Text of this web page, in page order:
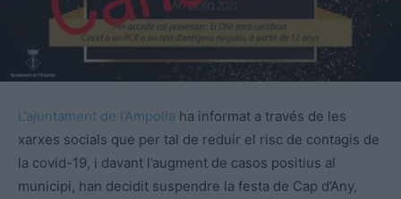
L’ajuntament de l’Ampolla ha informat a través de les
xarxes socials que per tal de reduir el risc de contagis de
la covid-19, i davant l’augment de casos positius al
municipi, han decidit suspendre la festa de Cap d’Any,